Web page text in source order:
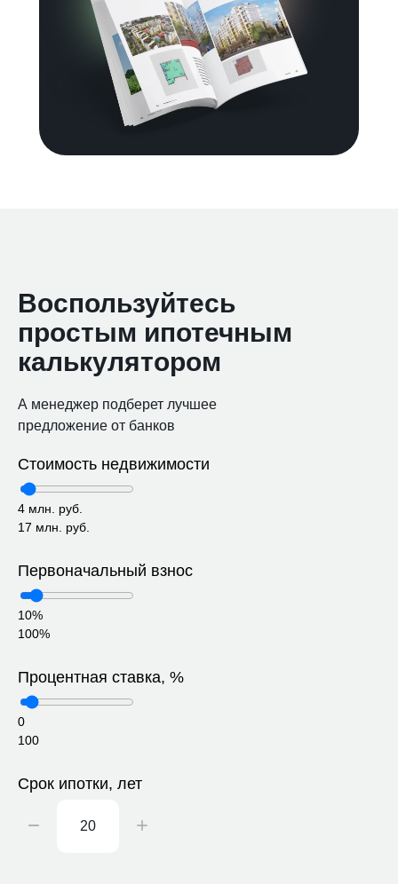
Воспользуйтесь
простым ипотечным
калькулятором
А менеджер подберет лучшее
предложение от банков
Стоимость недвижимости
4 млн. руб.
17 млн. руб.
Первоначальный взнос
10%
100%
Процентная ставка, %
0
100
Срок ипотки, лет